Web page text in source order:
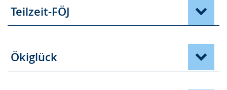
Teilzeit-FÖJ
Ökiglück